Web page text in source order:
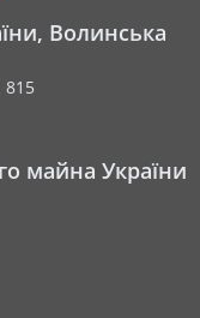
Волинська
815
майна України